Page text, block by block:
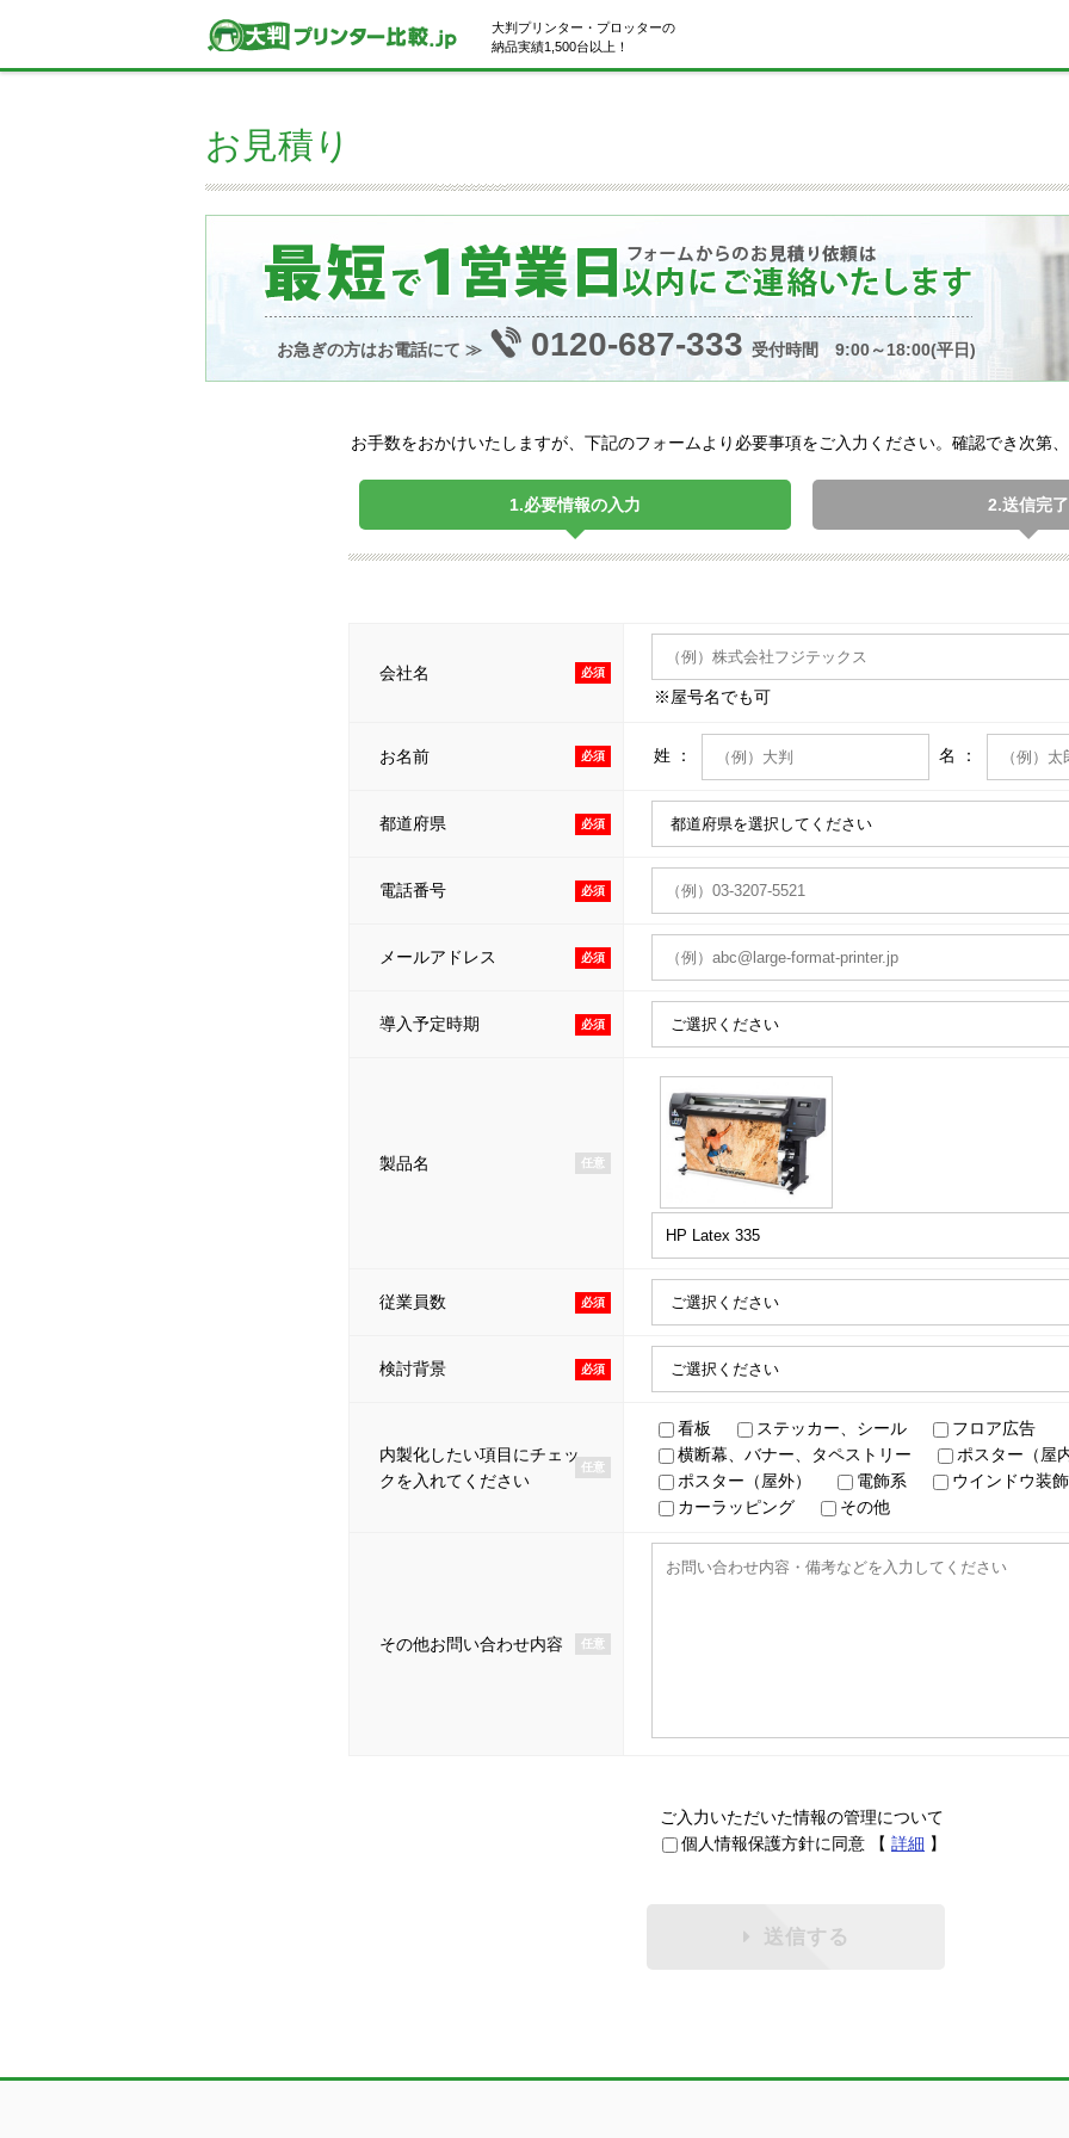
大判プリンター・プロッターの
納品実績1,500台以上！
お見積り
お急ぎの方はお電話にて ≫ 0120-687-333 受付時間 9:00～18:00(平日)
お手数をおかけいたしますが、下記のフォームより必要事項をご入力ください。確認でき次第
1.必要情報の入力 2.送信完了
会社名 必須
※屋号名でも可
お名前 必須 姓 ： 名 ：
都道府県 必須
電話番号 必須
メールアドレス 必須
導入予定時期 必須
製品名 任意
従業員数 必須
検討背景 必須
内製化したい項目にチェッ
クを入れてください
任意
看板 ステッカー、シール
フロア広告
横断幕、バナー、タペストリー
ポスター（屋
ポスター（屋外）
電飾系
ウインドウ装飾
カーラッピング
その他
その他お問い合わせ内容 任意
ご入力いただいた情報の管理について
個人情報保護方針に同意 【 詳細 】
送信する